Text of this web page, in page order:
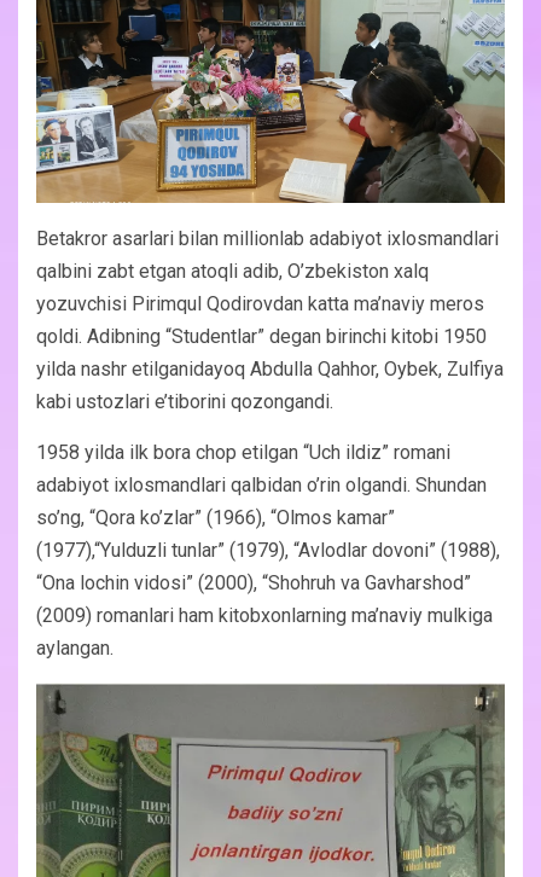
Betakror asarlari bilan millionlab adabiyot ixlosmandlari
qalbini zabt etgan atoqli adib, O’zbekiston xalq
yozuvchisi Pirimqul Qodirovdan katta ma’naviy meros
qoldi. Adibning “Studentlar” degan birinchi kitobi 1950
yilda nashr etilganidayoq Abdulla Qahhor, Oybek, Zulfiya
kabi ustozlari e’tiborini qozongandi.
1958 yilda ilk bora chop etilgan “Uch ildiz” romani
adabiyot ixlosmandlari qalbidan o’rin olgandi. Shundan
so’ng, “Qora ko’zlar” (1966), “Olmos kamar”
(1977),“Yulduzli tunlar” (1979), “Avlodlar dovoni” (1988),
“Ona lochin vidosi” (2000), “Shohruh va Gavharshod”
(2009) romanlari ham kitobxonlarning ma’naviy mulkiga
aylangan.